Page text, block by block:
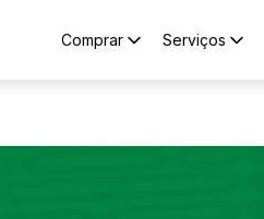
Comprar Serviços